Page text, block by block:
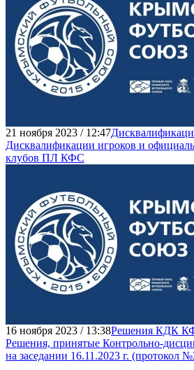
21 ноября 2023 / 12:47
Дисквалификации игроков и
клубов ПЛ КФС
16 ноября 2023 / 13:38Решения КДК
Решения, принятые Контрольно-
на заседании 16.11.2023 г. (протокол